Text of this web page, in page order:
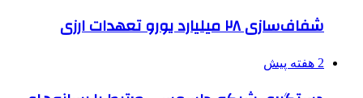
شفاف‌سازی ۲۸ میلیارد یورو تعهدات ارزی
2 هفته پیش